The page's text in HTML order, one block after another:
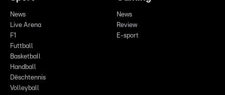
News
Live Arena
F1
Futtball
Basketball
Handball
Dëschtennis
Volleyball
News
Review
E-sport